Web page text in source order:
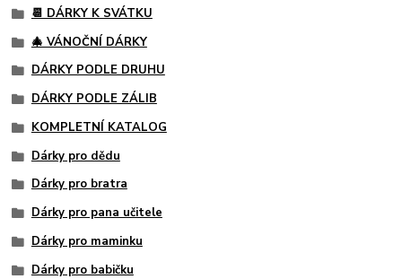
📆 DÁRKY K SVÁTKU
🎄 VÁNOČNÍ DÁRKY
DÁRKY PODLE DRUHU
DÁRKY PODLE ZÁLIB
KOMPLETNÍ KATALOG
Dárky pro dědu
Dárky pro bratra
Dárky pro pana učitele
Dárky pro maminku
Dárky pro babičku